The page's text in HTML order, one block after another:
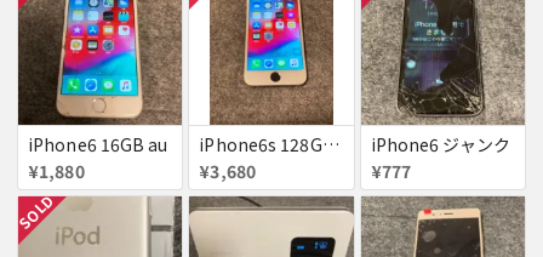
iPhone6 16GB au
¥1,880
iPhone6s 128GB ジャンク
¥3,680
iPhone6 ジャンク
¥777
SOLD